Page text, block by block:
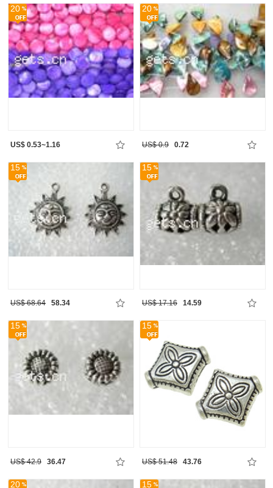
20
US$ 0.53~1.16
20
US$ 0.9 0.72
15
US$ 68.64 58.34
15
US$ 17.16 14.59
15
US$ 42.9 36.47
15
US$ 51.48 43.76
20 15